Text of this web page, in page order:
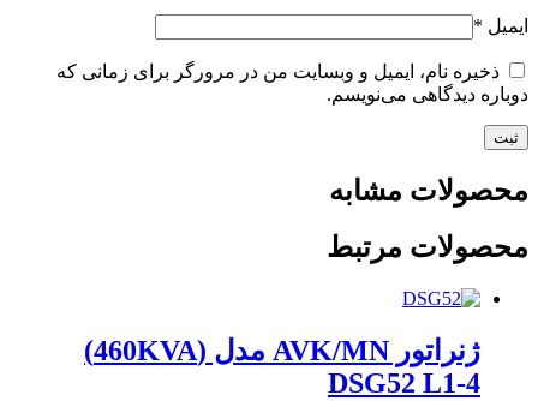
ایمیل *
ذخیره نام، ایمیل و وبسایت من در مرورگر برای زمانی که
دوباره دیدگاهی می‌نویسم.
محصولات مشابه
محصولات مرتبط
ژنراتور AVK/MN مدل (460KVA)
DSG52 L1-4